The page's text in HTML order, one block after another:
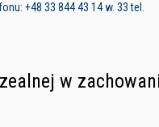
+48 33 844 43 14 w. 33 tel.
w